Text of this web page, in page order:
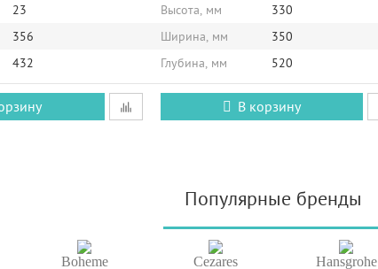
23
356
432
Высота, мм
330
Ширина, мм
350
Глубина, мм
520
В корзину
Популярные бренды
Boheme Cezares Hansgrohe